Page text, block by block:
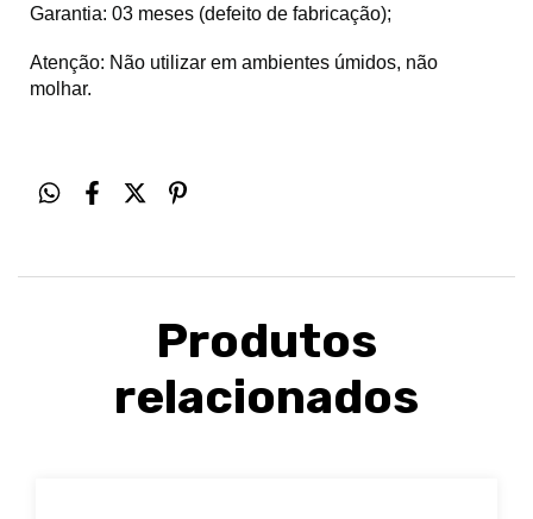
Garantia: 03 meses (defeito de fabricação);
Atenção: Não utilizar em ambientes úmidos, não
molhar.
Produtos
relacionados